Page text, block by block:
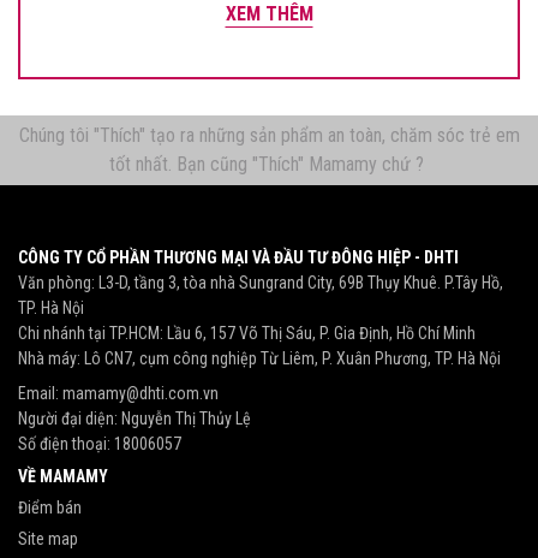
XEM THÊM
Chúng tôi "Thích" tạo ra những sản phẩm an toàn, chăm sóc trẻ em
tốt nhất. Bạn cũng "Thích" Mamamy chứ ?
CÔNG TY CỔ PHẦN THƯƠNG MẠI VÀ ĐẦU TƯ ĐÔNG HIỆP - DHTI
Văn phòng: L3-D, tầng 3, tòa nhà Sungrand City, 69B Thụy Khuê. P.Tây Hồ,
TP. Hà Nội
Chi nhánh tại TP.HCM: Lầu 6, 157 Võ Thị Sáu, P. Gia Định, Hồ Chí Minh
Nhà máy: Lô CN7, cụm công nghiệp Từ Liêm, P. Xuân Phương, TP. Hà Nội
Email: mamamy@dhti.com.vn
Người đại diện: Nguyễn Thị Thủy Lệ
Số điện thoại: 18006057
VỀ MAMAMY
Điểm bán
Site map